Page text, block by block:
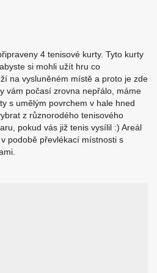
4 tenisové kurty. Tyto kurty
si mohli užít hru co
na vysluněném místě a proto je zde
vám počasí zrovna nepřálo, máme
s umělým povrchem v hale hned
z různorodého tenisového
pokud vás již tenis vysílil :) Areál
podobě převlékací místnosti s